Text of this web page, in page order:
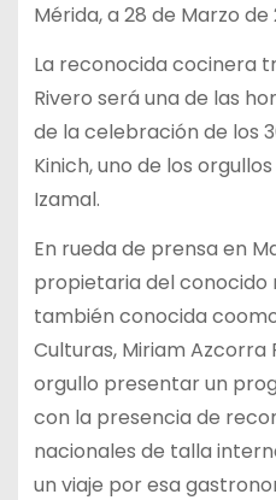
Mérida, a 28 de Marzo de
La reconocida cocinera
Rivero será una de las
de la celebración de los
Kinich, uno de los
Izamal.
En rueda de prensa en
propietaria del conocido
también conocida
Culturas, Miriam Azcorra
orgullo presentar un
con la presencia de
nacionales de talla
un viaje por esa